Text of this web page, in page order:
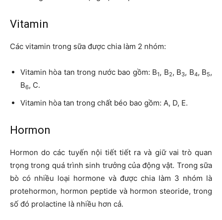
Vitamin
Các vitamin trong sữa được chia làm 2 nhóm:
Vitamin hòa tan trong nước bao gồm: B1, B2, B3, B4, B5,
B6, C.
Vitamin hòa tan trong chất béo bao gồm: A, D, E.
Hormon
Hormon do các tuyến nội tiết tiết ra và giữ vai trò quan
trọng trong quá trình sinh trưởng của động vật. Trong sữa
bò có nhiều loại hormone và được chia làm 3 nhóm là
protehormon, hormon peptide và hormon steoride, trong
số đó prolactine là nhiều hơn cả.